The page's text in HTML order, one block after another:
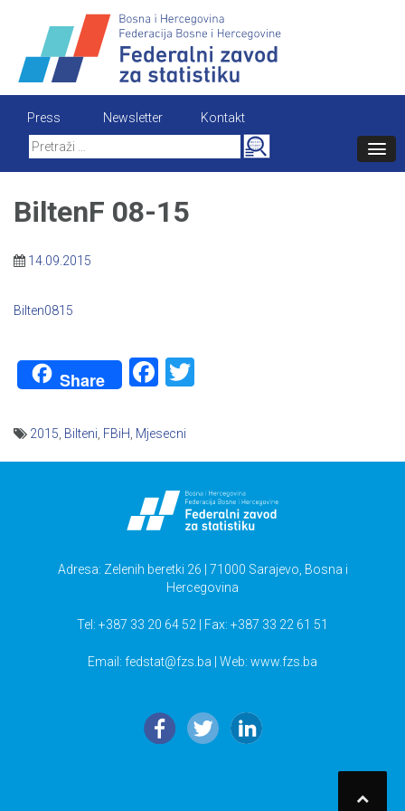
content
Press Newsletter
Kontakt
Search
for:
BiltenF 08-15
14.09.2015
Bilten0815
Share Facebook
2015 Bilteni FBiH Mjesecni
Adresa: Zelenih beretki 26 | 71000 Sarajevo, Bosna i
Hercegovina
Tel: +387 33 20 64 52 | Fax: +387 33 22 61 51
Email: fedstat@fzs.ba | Web: www.fzs.ba